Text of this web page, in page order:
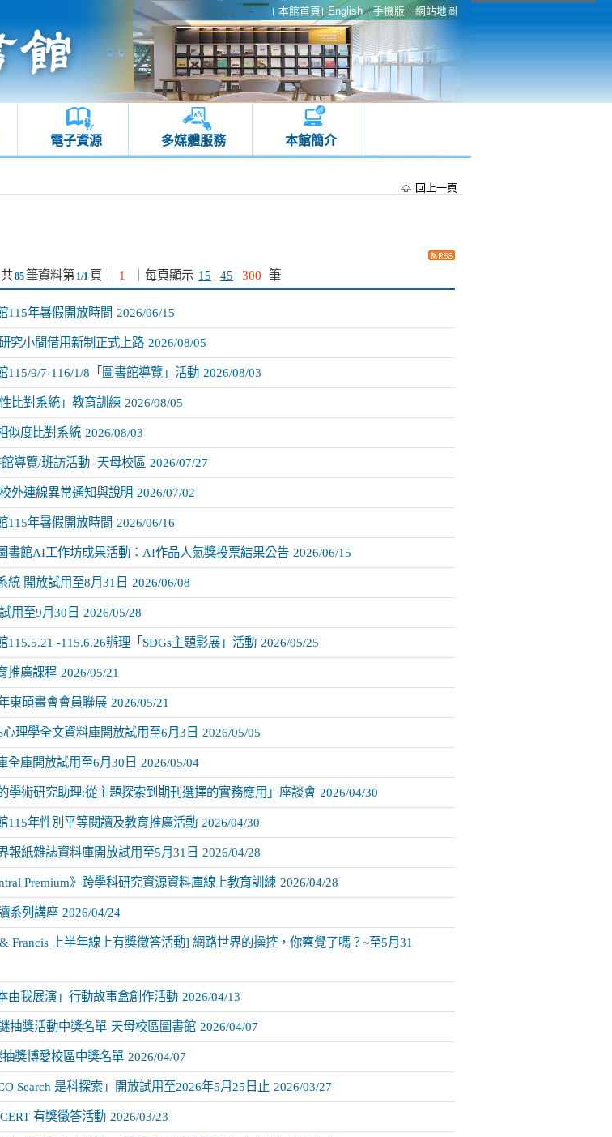
本館首頁 English 手機版 網站地圖
電子資源 多媒體服務 本館簡介
回上一頁
共85筆資料第 1/1 頁 1 每頁顯示 15 45 300 筆
115年暑假開放時間 2026/06/15
究小間借用新制正式上路 2026/08/05
115/9/7-116/1/8「圖書館導覽」活動 2026/08/03
比對系統」教育訓練 2026/08/05
似度比對系統 2026/08/03
導覽/班訪活動 -天母校區 2026/07/27
外連線異常通知與說明 2026/07/02
115年暑假開放時間 2026/06/16
書館AI工作坊成果活動：AI作品人氣獎投票結果公告 2026/06/15
統 開放試用至8月31日 2026/06/08
用至9月30日 2026/05/28
115.5.21 -115.6.26辦理「SDGs主題影展」活動 2026/05/25
推廣課程 2026/05/21
東碩畫會會員聯展 2026/05/21
心理學全文資料庫開放試用至6月3日 2026/05/05
全庫開放試用至6月30日 2026/05/04
學術研究助理:從主題探索到期刊選擇的實務應用」座談會 2026/04/30
115年性別平等閱讀及教育推廣活動 2026/04/30
報紙雜誌資料庫開放試用至5月31日 2026/04/28
Premium》跨學科研究資源資料庫線上教育訓練 2026/04/28
系列講座 2026/04/24
Francis 上半年線上有獎徵答活動] 網路世界的操控，你察覺了嗎？~至5月31
由我展演」行動故事盒創作活動 2026/04/13
抽獎活動中獎名單-天母校區圖書館 2026/04/07
獎博愛校區中獎名單 2026/04/07
Search 是科探索」開放試用至2026年5月25日止 2026/03/27
有獎徵答活動 2026/03/23